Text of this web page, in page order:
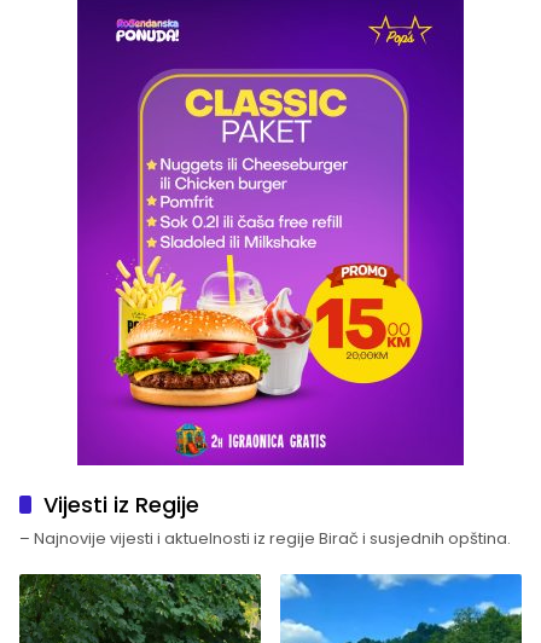
Vijesti iz Regije
– Najnovije vijesti i aktuelnosti iz regije Birač i susjednih opština.